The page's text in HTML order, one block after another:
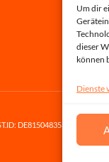
Um dir
dieser
können
Dienste
DE815048353